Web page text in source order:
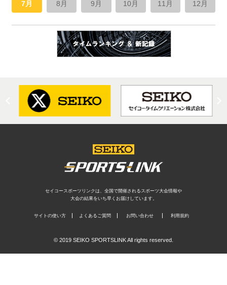
7月 8月 9月 10月 11月 12月
セイコースポーツリンクは、全国で開催されるスポーツ大会情報や
大会の結果をいち早くお届けしています。
サイトの使い方 よくあるご質問 お問い合わせ 利用規約
© 2019 SEIKO SPORTSLINK All rights reserved.